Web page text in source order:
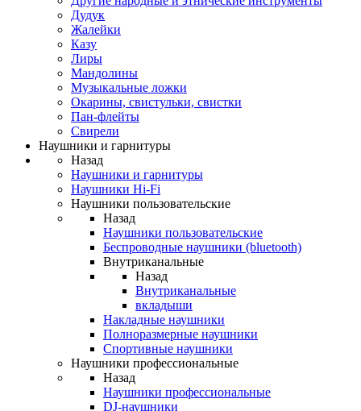
Дудук
Жалейки
Казу
Лиры
Мандолины
Музыкальные ложки
Окарины, свистульки, свистки
Пан-флейты
Свирели
Наушники и гарнитуры
Назад
Наушники и гарнитуры
Наушники Hi-Fi
Наушники пользовательские
Назад
Наушники пользовательские
Беспроводные наушники (bluetooth)
Внутриканальные
Назад
Внутриканальные
вкладыши
Накладные наушники
Полноразмерные наушники
Спортивные наушники
Наушники профессиональные
Назад
Наушники профессиональные
DJ-наушники